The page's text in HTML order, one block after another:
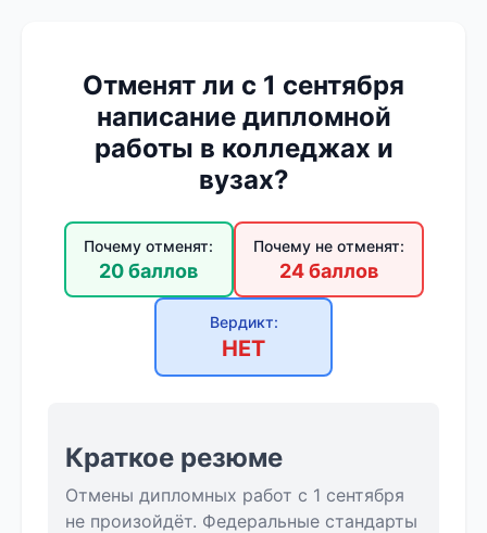
Отменят ли с 1 сентября
написание дипломной
работы в колледжах и
вузах?
Почему отменят:
20 баллов
Почему не отменят:
24 баллов
Вердикт:
НЕТ
Краткое резюме
Отмены дипломных работ с 1 сентября
не произойдёт. Федеральные стандарты